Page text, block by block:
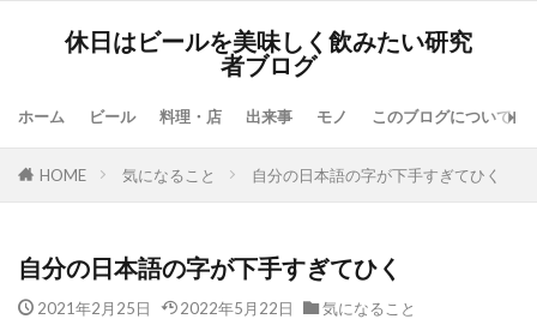
休日はビールを美味しく飲みたい研究
者ブログ
ホーム ビール 料理・店 出来事 モノ このブログについて
HOME 気になること 自分の日本語の字が下手すぎてひく
自分の日本語の字が下手すぎてひく
2021年2月25日 2022年5月22日
気になること